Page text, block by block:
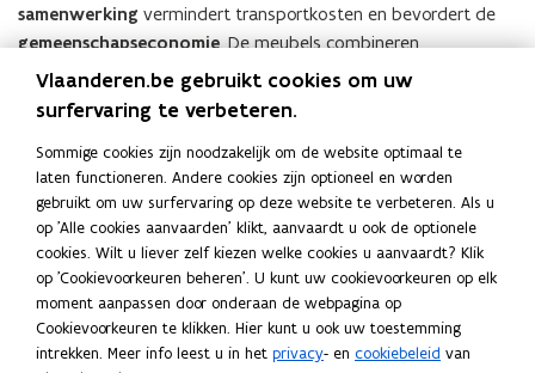
samenwerking vermindert transportkosten en bevordert de
gemeenschapseconomie. De meubels combineren
ambachtelijke technieken met moderne processen voor unieke
en betaalbare stukken. Een uitdaging is het vinden van
rendabele productiemethoden op grote schaal. Rover streeft
naarduurzame werkgelegenheiden economische groei. Het
project beoogt betaalbare meubels te produceren van
hoogwaardige gerecyclede materialen voor een breed
publiek. Hierdoor wordt afval verminderd en wordt
verantwoord consumerenbevorderd. Aalst wil met Rover
een voorbeeld zijn voor andere gemeenschappen in het
streven naar eencirculaire economie.
Vlaanderen.be gebruikt cookies om uw
surfervaring te verbeteren.
Sommige cookies zijn noodzakelijk om de website optimaal te
laten functioneren. Andere cookies zijn optioneel en worden
gebruikt om uw surfervaring op deze website te verbeteren. Als u
op 'Alle cookies aanvaarden' klikt, aanvaardt u ook de optionele
cookies. Wilt u liever zelf kiezen welke cookies u aanvaardt? Klik
op 'Cookievoorkeuren beheren'. U kunt uw cookievoorkeuren op elk
moment aanpassen door onderaan de webpagina op
Cookievoorkeuren te klikken. Hier kunt u ook uw toestemming
intrekken. Meer info leest u in het privacy- en cookiebeleid van